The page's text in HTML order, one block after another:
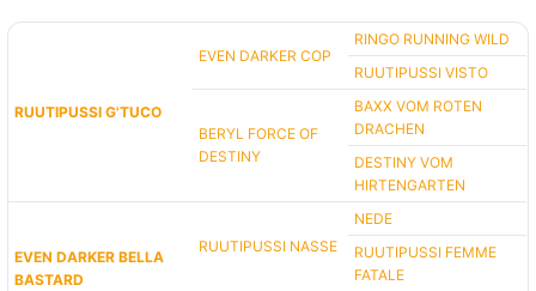
RUUTIPUSSI G'TUCO
EVEN DARKER COP
RINGO RUNNING WILD
RUUTIPUSSI VISTO
BERYL FORCE OF
DESTINY
BAXX VOM ROTEN
DRACHEN
DESTINY VOM
HIRTENGARTEN
EVEN DARKER BELLA
BASTARD
RUUTIPUSSI NASSE
NEDE
RUUTIPUSSI FEMME
FATALE